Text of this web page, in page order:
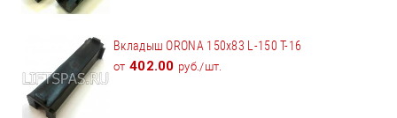
Вкладыш ORONA 150x83 L-150 Т-16
от 402.00 руб./шт.